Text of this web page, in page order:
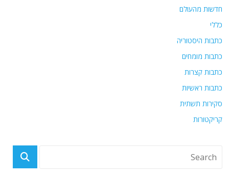
חדשות מהעולם
כללי
כתבות היסטוריה
כתבות מומחים
כתבות קצרות
כתבות ראשיות
סקירות תשתית
קריקטורות